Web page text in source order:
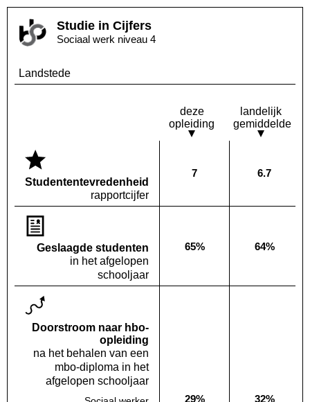
Studie in Cijfers
Sociaal werk niveau 4
Landstede
deze
opleiding
landelijk
gemiddelde
Studenten­tevredenheid
rapportcijfer
Deze opleiding:
7 Landelijk
6.7
Geslaagde studenten
in het afgelopen
schooljaar
Deze opleiding:
65% Landelijk
64%
Doorstroom naar hbo-
opleiding
na het behalen van een
mbo-diploma in het
afgelopen schooljaar
29% 32%